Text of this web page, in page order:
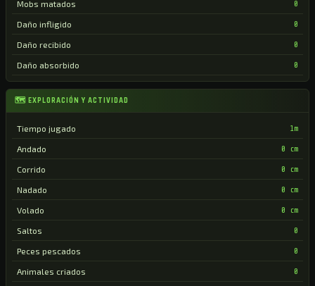
Mobs matados 0
Daño infligido 0
Daño recibido 0
Daño absorbido 0
🗺 EXPLORACIÓN Y ACTIVIDAD
Tiempo jugado 1m
Andado 0 cm
Corrido 0 cm
Nadado 0 cm
Volado 0 cm
Saltos 0
Peces pescados 0
Animales criados 0